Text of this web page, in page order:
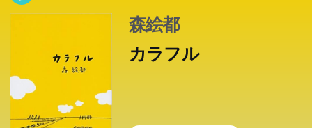
森絵都
カラフル
一度死んだぼくは、天使業界の抽選に当たり他人の体にホ
ームステイすることに。そして気がつくと、ぼくは小林真
一度死んだぼくは、天使業界の抽選に当たり他人の体にホ
ームステイすることに。そして気がつくと、ぼくは小林真